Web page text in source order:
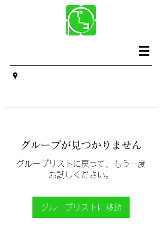
グループが見つかりません
グループリストに戻って、もう一度
お試しください。
グループリストに移動